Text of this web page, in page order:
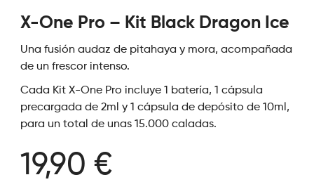
X-One Pro – Kit Black Dragon Ice
Una fusión audaz de pitahaya y mora, acompañada
de un frescor intenso.
Cada Kit X-One Pro incluye 1 batería, 1 cápsula
precargada de 2ml y 1 cápsula de depósito de 10ml,
para un total de unas 15.000 caladas.
19,90 €